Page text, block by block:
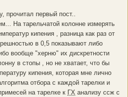
прочитал первый пост..
На тарельчатой колонне измерять
кипения , разница как раз от
в 0,5 показывают либо
вообще "херню" их дискретности
в стопы , но не хватает, что бы
кипения, которая мне лично
отбора с каждой тарелки и
на тарелке к ГХ анализу ссж с